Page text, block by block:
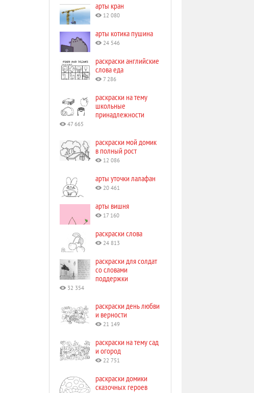
арты кран
12 080
арты котика пушина
24 546
раскраски английские
слова еда
7 286
раскраски на тему
школьные
принадлежности
47 665
раскраски мой домик
в полный рост
12 086
арты уточки лалафан
20 461
арты вишня
17 160
раскраски слова
24 813
раскраски для солдат
со словами
поддержки
32 354
раскраски день любви
и верности
21 149
раскраски на тему сад
и огород
22 751
раскраски домики
сказочных героев